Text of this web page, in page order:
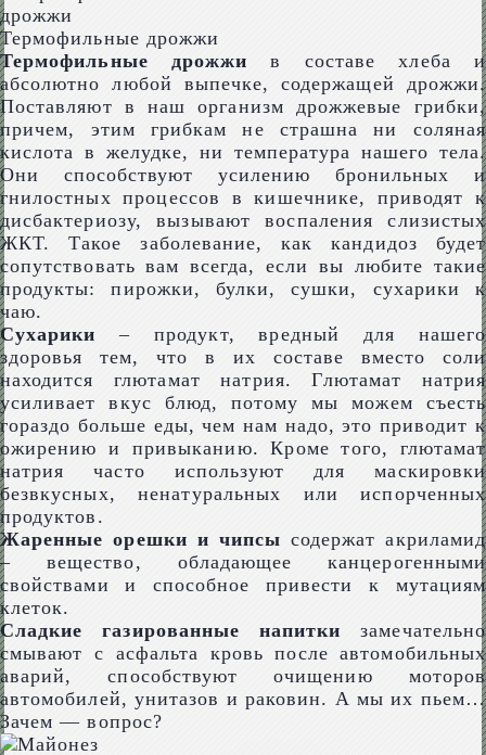
Термофильные дрожжи
Термофильные дрожжи в составе хлеба и
абсолютно любой выпечке, содержащей дрожжи.
Поставляют в наш организм дрожжевые грибки,
причем, этим грибкам не страшна ни соляная
кислота в желудке, ни температура нашего тела.
Они способствуют усилению бронильных и
гнилостных процессов в кишечнике, приводят к
дисбактериозу, вызывают воспаления слизистых
ЖКТ. Такое заболевание, как кандидоз будет
сопутствовать вам всегда, если вы любите такие
продукты: пирожки, булки, сушки, сухарики к
чаю.
Сухарики – продукт, вредный для нашего
здоровья тем, что в их составе вместо соли
находится глютамат натрия. Глютамат натрия
усиливает вкус блюд, потому мы можем съесть
гораздо больше еды, чем нам надо, это приводит к
ожирению и привыканию. Кроме того, глютамат
натрия часто используют для маскировки
безвкусных, ненатуральных или испорченных
продуктов.
Жаренные орешки и чипсы содержат акриламид
– вещество, обладающее канцерогенными
свойствами и способное привести к мутациям
клеток.
Сладкие газированные напитки замечательно
смывают с асфальта кровь после автомобильных
аварий, способствуют очищению моторов
автомобилей, унитазов и раковин. А мы их пьем…
Зачем — вопрос?